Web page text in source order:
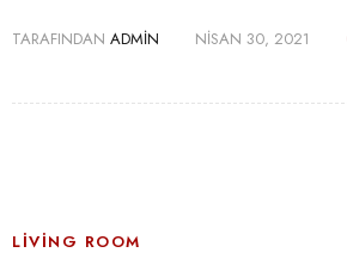
TARAFINDAN ADMIN NISAN 30, 2021
LIVING ROOM